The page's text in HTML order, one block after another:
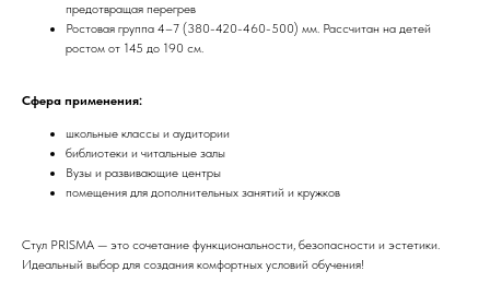
предотвращая перегрев
Ростовая группа 4–7 (380-420-460-500) мм. Рассчитан на детей
ростом от 145 до 190 см.
Сфера применения:
школьные классы и аудитории
библиотеки и читальные залы
Вузы и развивающие центры
помещения для дополнительных занятий и кружков
Стул PRISMA — это сочетание функциональности, безопасности и эстетики.
Идеальный выбор для создания комфортных условий обучения!